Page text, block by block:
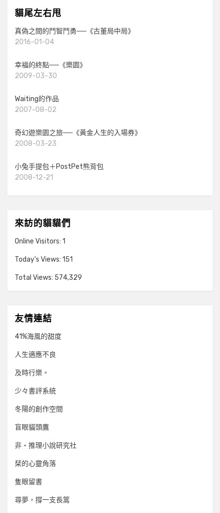
貓尾左右甩
真偽之間的鬥智鬥勇──《古董局中局》
2016-01-04
幸福的終點──《樂園》
2009-03-30
Waiting的作品
2007-08-02
奇幻遊樂園之旅──《黃金人生的入場券》
2008-03-23
小兔手提包＋PostPet熊背包
2008-12-21
來訪的貓貓們
Online Visitors: 1
Today's Views: 151
Total Views: 574,329
友情連結
41%海風的甜度
人生適應不良
及時行樂。
少々書評系統
冬陽的創作空間
盲眼貓頭鷹
非‧推理小說研究社
栞的心靈角落
隻眼留書
尋夢，撐一支長篙